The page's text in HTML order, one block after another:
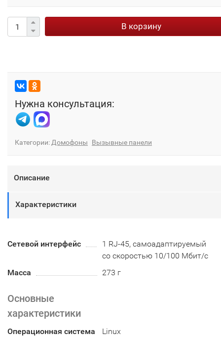
В корзину
Нужна консультация:
Категории:Домофоны Вызывные панели
Описание
Характеристики
Сетевой интерфейс
1 RJ-45, самоадаптируемый
со скоростью 10/100 Мбит/с
Масса
273 г
Основные
характеристики
Операционная система
Linux